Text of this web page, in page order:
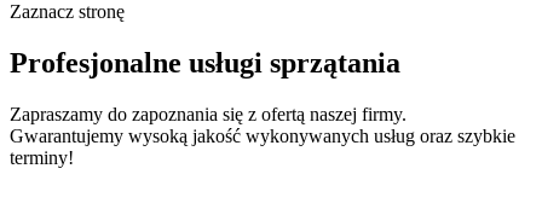
Zaznacz stronę
Profesjonalne usługi sprzątania
Zapraszamy do zapoznania się z ofertą naszej firmy.
Gwarantujemy wysoką jakość wykonywanych usług oraz szybkie
terminy!